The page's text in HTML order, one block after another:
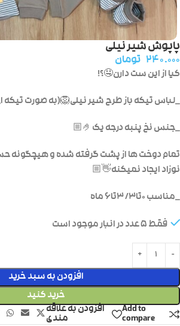
پاپوش شیر نیلی
۲۴۰.۰۰۰ تومان
کیا از این ست دارن🤤؟!
_لباس تیکه باز طرح شیر نیلی🦁(به صورت
_جنس نخ پنبه درجه یک🤌🏼
تمام دوخت ها از پشت گرفته شده و هیچگونه
نوزاد ایجاد نمیکنه👋🏼
_مناسب ۰تا۳/ ۳تا۶ ماه
فقط 5 عدد در انبار موجود است
افزودن به سبد خرید
خرید کنید
Add to
compare
افزودن به علاقه
مندی